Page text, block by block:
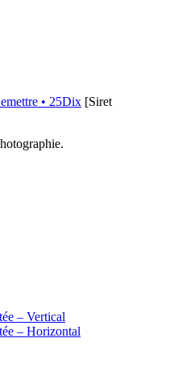
• 25Dix [Siret
– Vertical
– Horizontal